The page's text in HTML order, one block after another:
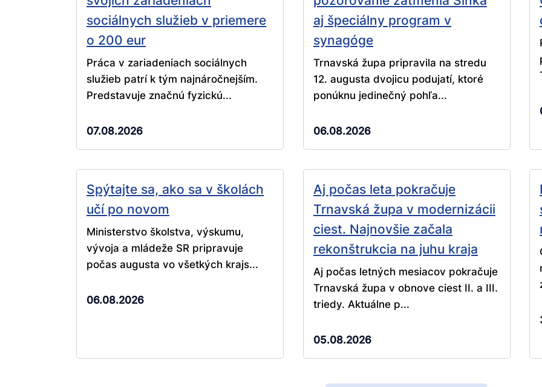
sociálnych služieb v priemere
o 200 eur
Práca v zariadeniach sociálnych
služieb patrí k tým najnáročnejším.
Predstavuje značnú fyzickú...
07.08.2026
aj špeciálny program v
synagóge
Trnavská župa pripravila na stredu
12. augusta dvojicu podujatí, ktoré
ponúknu jedinečný pohľa...
06.08.2026
Spýtajte sa, ako sa v školách
učí po novom
Ministerstvo školstva, výskumu,
vývoja a mládeže SR pripravuje
počas augusta vo všetkých krajs...
06.08.2026
Aj počas leta pokračuje
Trnavská župa v modernizácii
ciest. Najnovšie začala
rekonštrukcia na juhu kraja
Aj počas letných mesiacov pokračuje
Trnavská župa v obnove ciest II. a III.
triedy. Aktuálne p...
05.08.2026